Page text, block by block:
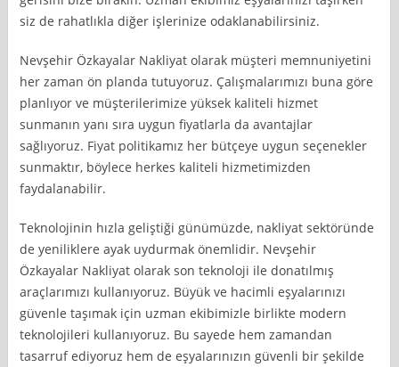
siz de rahatlıkla diğer işlerinize odaklanabilirsiniz.
Nevşehir Özkayalar Nakliyat olarak müşteri memnuniyetini
her zaman ön planda tutuyoruz. Çalışmalarımızı buna göre
planlıyor ve müşterilerimize yüksek kaliteli hizmet
sunmanın yanı sıra uygun fiyatlarla da avantajlar
sağlıyoruz. Fiyat politikamız her bütçeye uygun seçenekler
sunmaktır, böylece herkes kaliteli hizmetimizden
faydalanabilir.
Teknolojinin hızla geliştiği günümüzde, nakliyat sektöründe
de yeniliklere ayak uydurmak önemlidir. Nevşehir
Özkayalar Nakliyat olarak son teknoloji ile donatılmış
araçlarımızı kullanıyoruz. Büyük ve hacimli eşyalarınızı
güvenle taşımak için uzman ekibimizle birlikte modern
teknolojileri kullanıyoruz. Bu sayede hem zamandan
tasarruf ediyoruz hem de eşyalarınızın güvenli bir şekilde